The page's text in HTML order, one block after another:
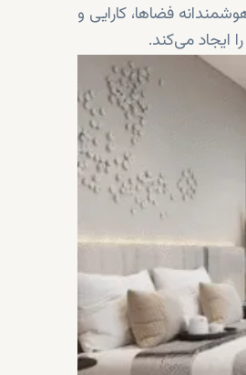
فضاها، کارایی و
ایجاد می‌کند.